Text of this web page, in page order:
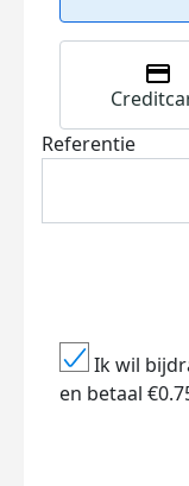
Referentie
Ik wil
en betaal